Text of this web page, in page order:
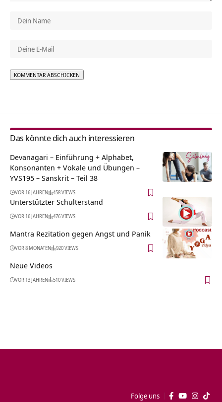
Das könnte dich auch interessieren
Devanagari – Einführung + Alphabet,
Konsonanten + Vokale und Übungen –
YVS195 – Sanskrit – Teil 38
VOR 16 JAHREN 458 VIEWS
Unterstützter Schulterstand
VOR 16 JAHREN 476 VIEWS
Mantra Rezitation gegen Angst und Panik
VOR 8 MONATEN 920 VIEWS
Neue Videos
VOR 13 JAHREN 510 VIEWS
Folge uns